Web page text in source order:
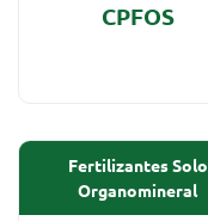
CPFOS
Fertilizantes Solo
Organomineral